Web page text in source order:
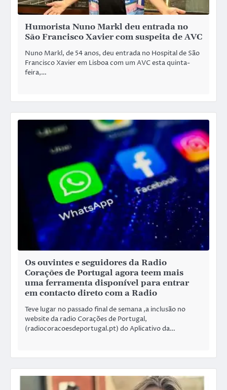
Humorista Nuno Markl deu entrada no
São Francisco Xavier com suspeita de AVC
Nuno Markl, de 54 anos, deu entrada no Hospital de São
Francisco Xavier em Lisboa com um AVC esta quinta-
feira,…
Os ouvintes e seguidores da Radio
Corações de Portugal agora teem mais
uma ferramenta disponível para entrar
em contacto direto com a Radio
Teve lugar no passado final de semana ,a inclusão no
website da radio Corações de Portugal,
(radiocoracoesdeportugal.pt) do Aplicativo da…